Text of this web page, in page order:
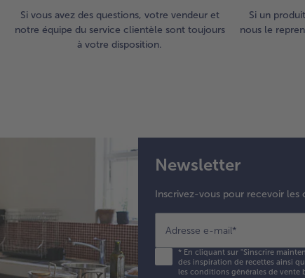
Si vous avez des questions, votre vendeur et
notre équipe du service clientèle sont toujours
à votre disposition.
Si un
nous le
Newsletter
Inscrivez-vous pour recevoir
Adresse e-mail*
*En cliquant sur "Sinscrire
des inspiration de recettes ainsi
les conditions générales de vente